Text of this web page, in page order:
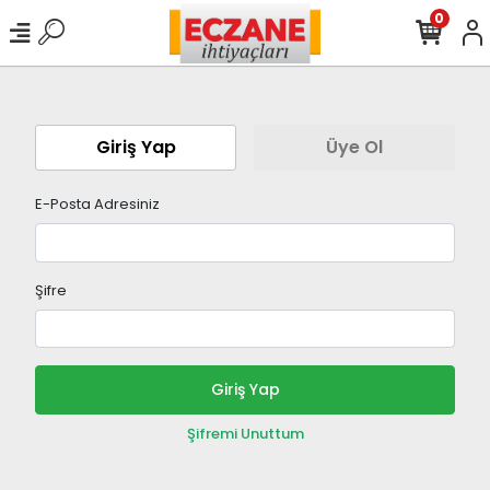
0
Giriş Yap Üye Ol
E-Posta Adresiniz
Şifre
Giriş Yap
Şifremi Unuttum